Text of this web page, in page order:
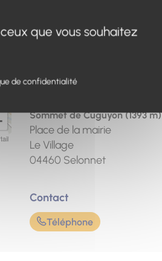
Sommet de Cuguyon (1393 m)
Place de la mairie
Le Village
04460 Selonnet
Contact
Téléphone
que vous souhaitez
de confidentialité